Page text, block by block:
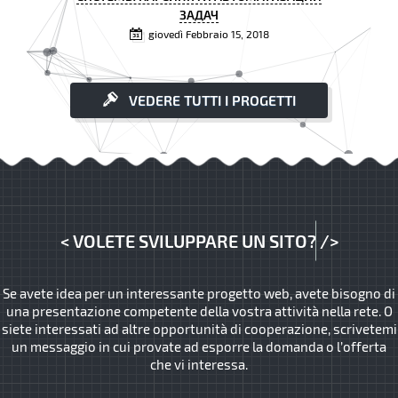
ЗАДАЧ
giovedì Febbraio 15, 2018
VEDERE TUTTI I PROGETTI
<VOLETE SVILUPPARE UN SITO? />
Se avete idea per un interessante progetto web, avete bisogno di
una presentazione competente della vostra attività nella rete. O
siete interessati ad altre opportunità di cooperazione, scrivetemi
un messaggio in cui provate ad esporre la domanda o l’offerta
che vi interessa.